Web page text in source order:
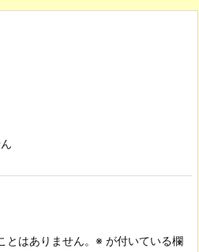
はありません。 ※ が付いている欄